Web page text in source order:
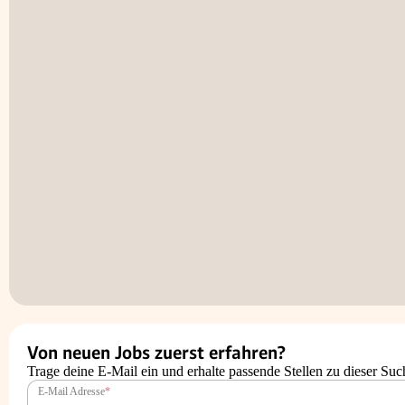
Von neuen Jobs zuerst erfahren?
Trage deine E-Mail ein und erhalte passende Stellen zu dieser
E-Mail Adresse*